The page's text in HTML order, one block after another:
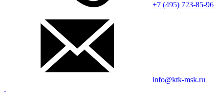
+7 (495) 723-85-96
info@ktk-msk.ru